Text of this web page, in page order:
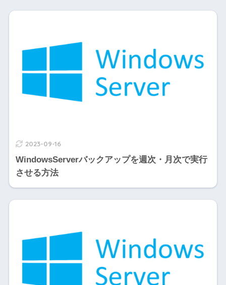
2023-09-16
WindowsServerバックアップを週次・月次で実行
させる方法